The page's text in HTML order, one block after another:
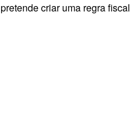
criar uma regra fiscal